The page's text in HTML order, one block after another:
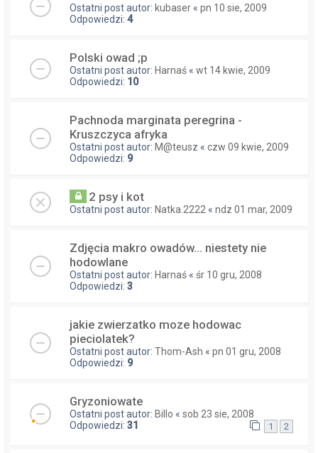
Ostatni post autor: kubaser « pn 10 sie, 2009
Odpowiedzi: 4
Polski owad ;p
Ostatni post autor: Harnaś « wt 14 kwie, 2009
Odpowiedzi: 10
Pachnoda marginata peregrina -
Kruszczyca afryka
Ostatni post autor: M@teusz « czw 09 kwie, 2009
Odpowiedzi: 9
2 psy i kot
Ostatni post autor: Natka.2222 « ndz 01 mar, 2009
Zdjęcia makro owadów... niestety nie
hodowlane
Ostatni post autor: Harnaś « śr 10 gru, 2008
Odpowiedzi: 3
jakie zwierzatko moze hodowac
pieciolatek?
Ostatni post autor: Thom-Ash « pn 01 gru, 2008
Odpowiedzi: 9
Gryzoniowate
Ostatni post autor: Billo « sob 23 sie, 2008
Odpowiedzi: 31 1 2